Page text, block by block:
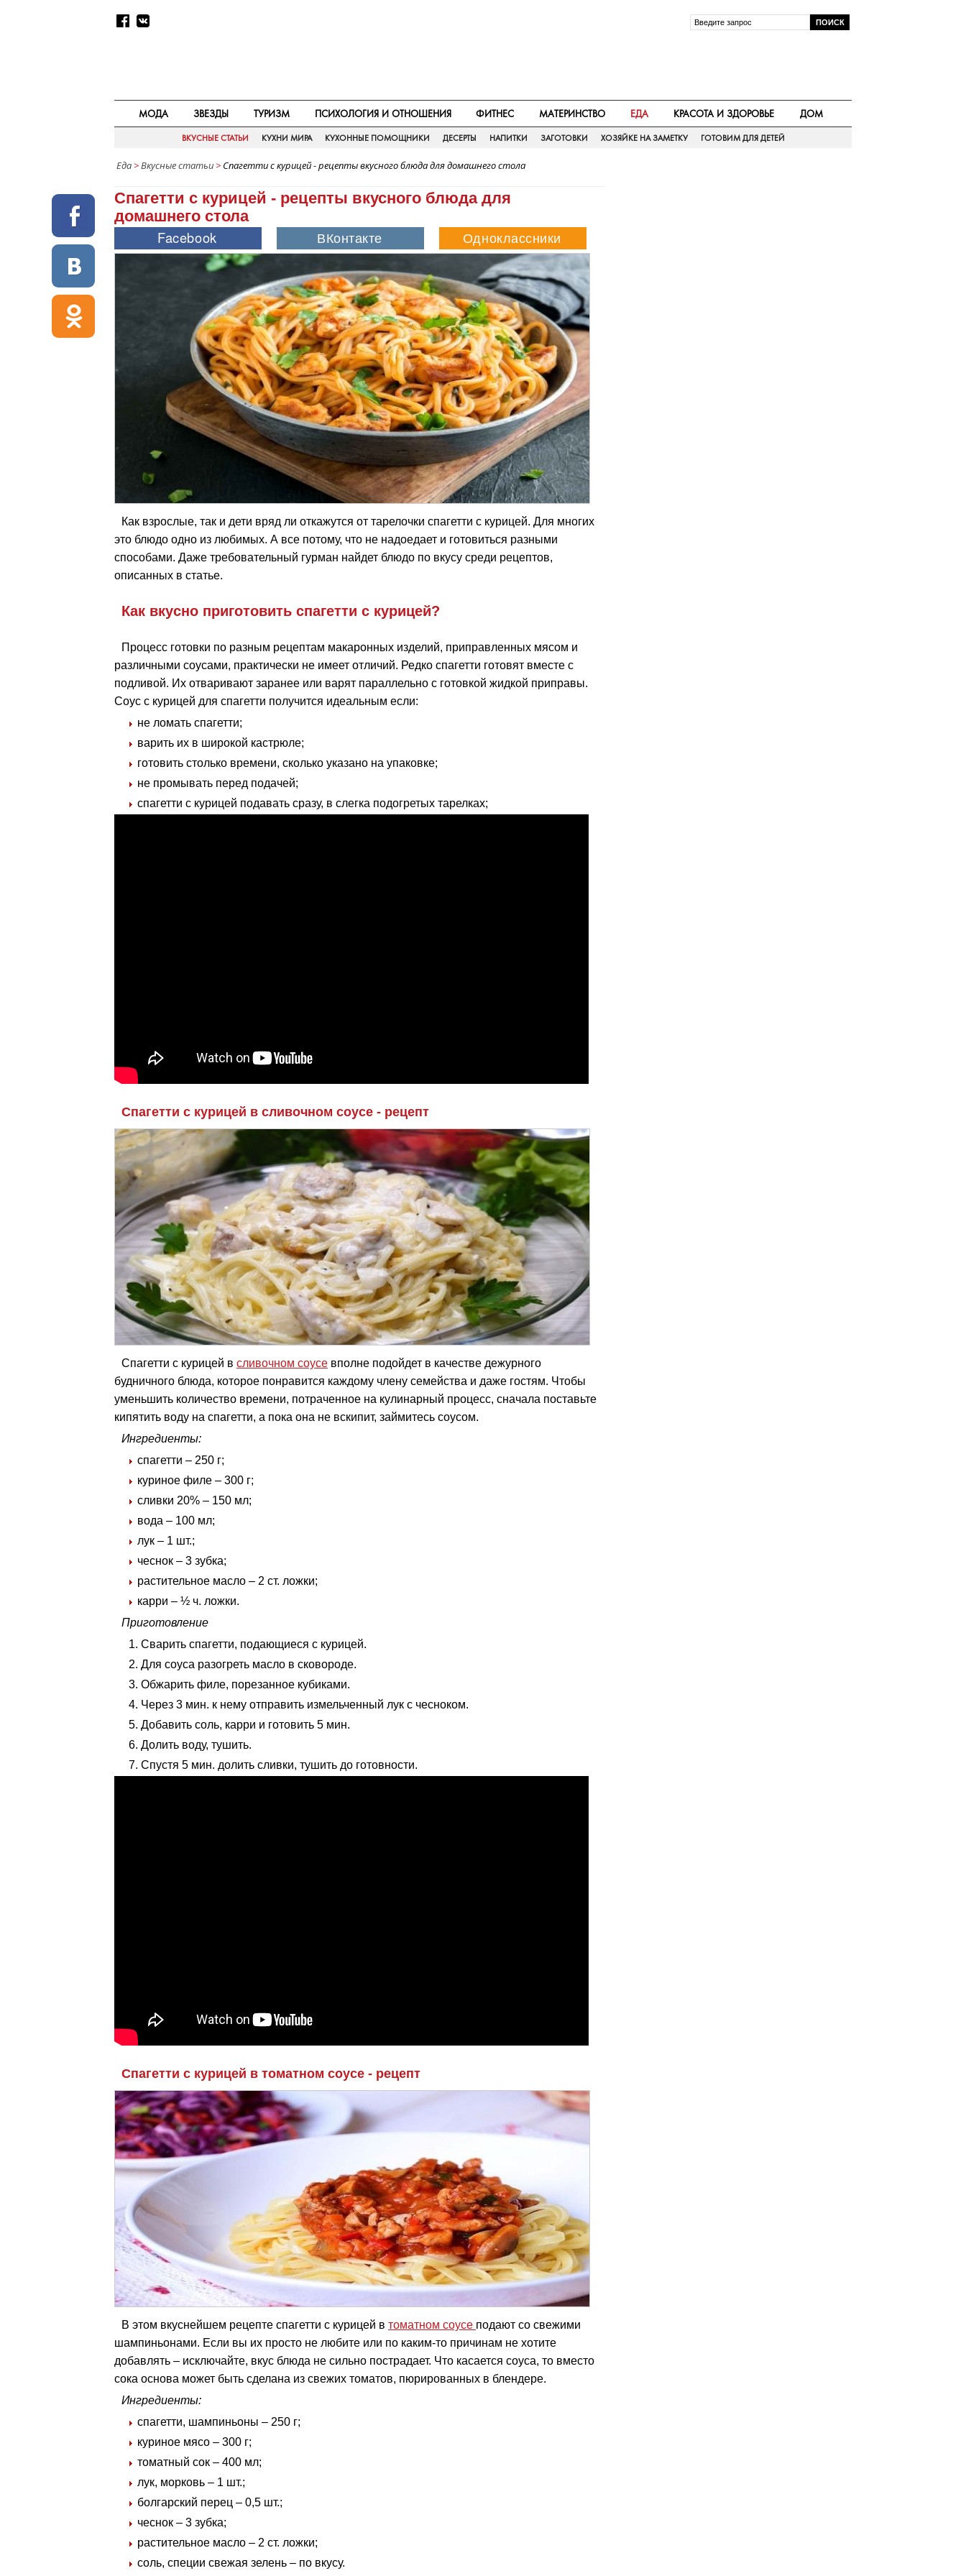
МОДА ЗВЕЗДЫ ТУРИЗМ ПСИХОЛОГИЯ И ОТНОШЕНИЯ ФИТНЕС МАТЕРИНСТВО ЕДА КРАСОТА И ЗДОРОВЬЕ ДОМ
ВКУСНЫЕ СТАТЬИ КУХНИ МИРА КУХОННЫЕ ПОМОЩНИКИ ДЕСЕРТЫ НАПИТКИ ЗАГОТОВКИ ХОЗЯЙКЕ НА ЗАМЕТКУ ГОТОВИМ ДЛЯ ДЕТЕЙ
Еда >Вкусные статьи > Спагетти с курицей - рецепты вкусного блюда для домашнего стола
Спагетти с курицей - рецепты вкусного блюда для
домашнего стола
Как взрослые, так и дети вряд ли откажутся от тарелочки спагетти с курицей. Для многих
это блюдо одно из любимых. А все потому, что не надоедает и готовиться разными
способами. Даже требовательный гурман найдет блюдо по вкусу среди рецептов,
описанных в статье.
Как вкусно приготовить спагетти с курицей?
Процесс готовки по разным рецептам макаронных изделий, приправленных мясом и
различными соусами, практически не имеет отличий. Редко спагетти готовят вместе с
подливой. Их отваривают заранее или варят параллельно с готовкой жидкой приправы.
Соус с курицей для спагетти получится идеальным если:
не ломать спагетти;
варить их в широкой кастрюле;
готовить столько времени, сколько указано на упаковке;
не промывать перед подачей;
спагетти с курицей подавать сразу, в слегка подогретых тарелках;
Спагетти с курицей в сливочном соусе - рецепт
Спагетти с курицей в сливочном соусе вполне подойдет в качестве дежурного
будничного блюда, которое понравится каждому члену семейства и даже гостям. Чтобы
уменьшить количество времени, потраченное на кулинарный процесс, сначала поставьте
кипятить воду на спагетти, а пока она не вскипит, займитесь соусом.
Ингредиенты:
спагетти – 250 г;
куриное филе – 300 г;
сливки 20% – 150 мл;
вода – 100 мл;
лук – 1 шт.;
чеснок – 3 зубка;
растительное масло – 2 ст. ложки;
карри – ½ ч. ложки.
Приготовление
Сварить спагетти, подающиеся с курицей.
Для соуса разогреть масло в сковороде.
Обжарить филе, порезанное кубиками.
Через 3 мин. к нему отправить измельченный лук с чесноком.
Добавить соль, карри и готовить 5 мин.
Долить воду, тушить.
Спустя 5 мин. долить сливки, тушить до готовности.
Спагетти с курицей в томатном соусе - рецепт
В этом вкуснейшем рецепте спагетти с курицей в томатном соусе подают со свежими
шампиньонами. Если вы их просто не любите или по каким-то причинам не хотите
добавлять – исключайте, вкус блюда не сильно пострадает. Что касается соуса, то вместо
сока основа может быть сделана из свежих томатов, пюрированных в блендере.
Ингредиенты:
спагетти, шампиньоны – 250 г;
куриное мясо – 300 г;
томатный сок – 400 мл;
лук, морковь – 1 шт.;
болгарский перец – 0,5 шт.;
чеснок – 3 зубка;
растительное масло – 2 ст. ложки;
соль, специи свежая зелень – по вкусу.